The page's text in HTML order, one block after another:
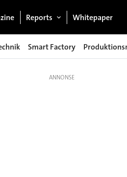
Reports Whitepaper
Smart Factory